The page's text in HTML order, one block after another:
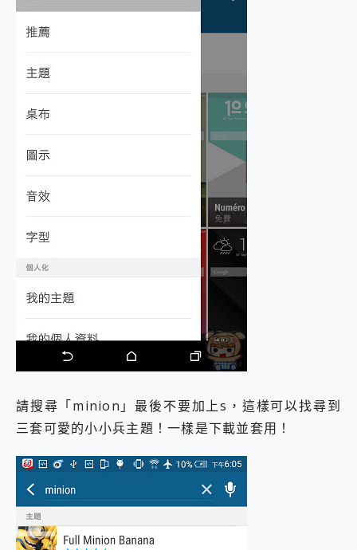
請搜尋「minion」最後不要加上s，這樣可以找尋到
三套可愛的小小兵主題！一樣是下載並套用！